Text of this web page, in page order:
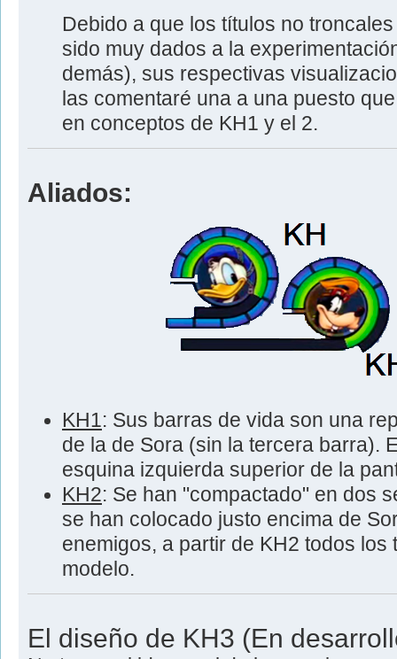
Debido a que los títulos no
sido muy dados a la
demás), sus respectivas
las comentaré una a una puesto
en conceptos de KH1 y el 2.
Aliados:
KH1: Sus barras de vida son una
de la de Sora (sin la tercera barra).
esquina izquierda superior de la
KH2: Se han "compactado" en dos
se han colocado justo encima de
enemigos, a partir de KH2 todos
modelo.
El diseño de KH3 (En